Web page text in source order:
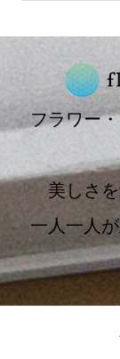
フラワー
美しさ
一人一人